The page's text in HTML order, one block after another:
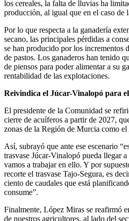
los cereales, la falta de lluvias ha
producción, al igual que en el caso de
Por lo que respecta a la ganadería
secano, las principales pérdidas a
se han producido por los incrementos
de pastos. Los ganaderos han tenido
de piensos para poder alimentar a su
rentabilidad de las explotaciones.
Reivindica el Júcar-Vinalopó para
El presidente de la Comunidad se
cierre de acuíferos a partir de 2027,
zonas de la Región de Murcia como
Así, subrayó que ante ese escenario
trasvase Júcar-Vinalopó pueda llegar
vamos a trabajar en ello. Y por
recorte el trasvase Tajo-Segura, es
ciento de caudales que está
consume”.
Finalmente, López Miras se reafirmó
de nuestros agricultores, al lado del